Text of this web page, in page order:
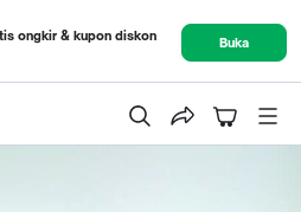
ongkir & kupon diskon
Buka